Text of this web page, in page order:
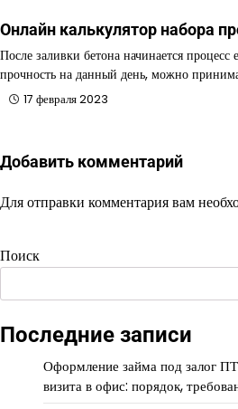
Онлайн калькулятор набора
После заливки бетона начинается процесс
прочность на данный день, можно
17 февраля 2023
Добавить комментарий
Для отправки комментария вам
Поиск
Последние записи
Оформление займа под залог
визита в офис: порядок,